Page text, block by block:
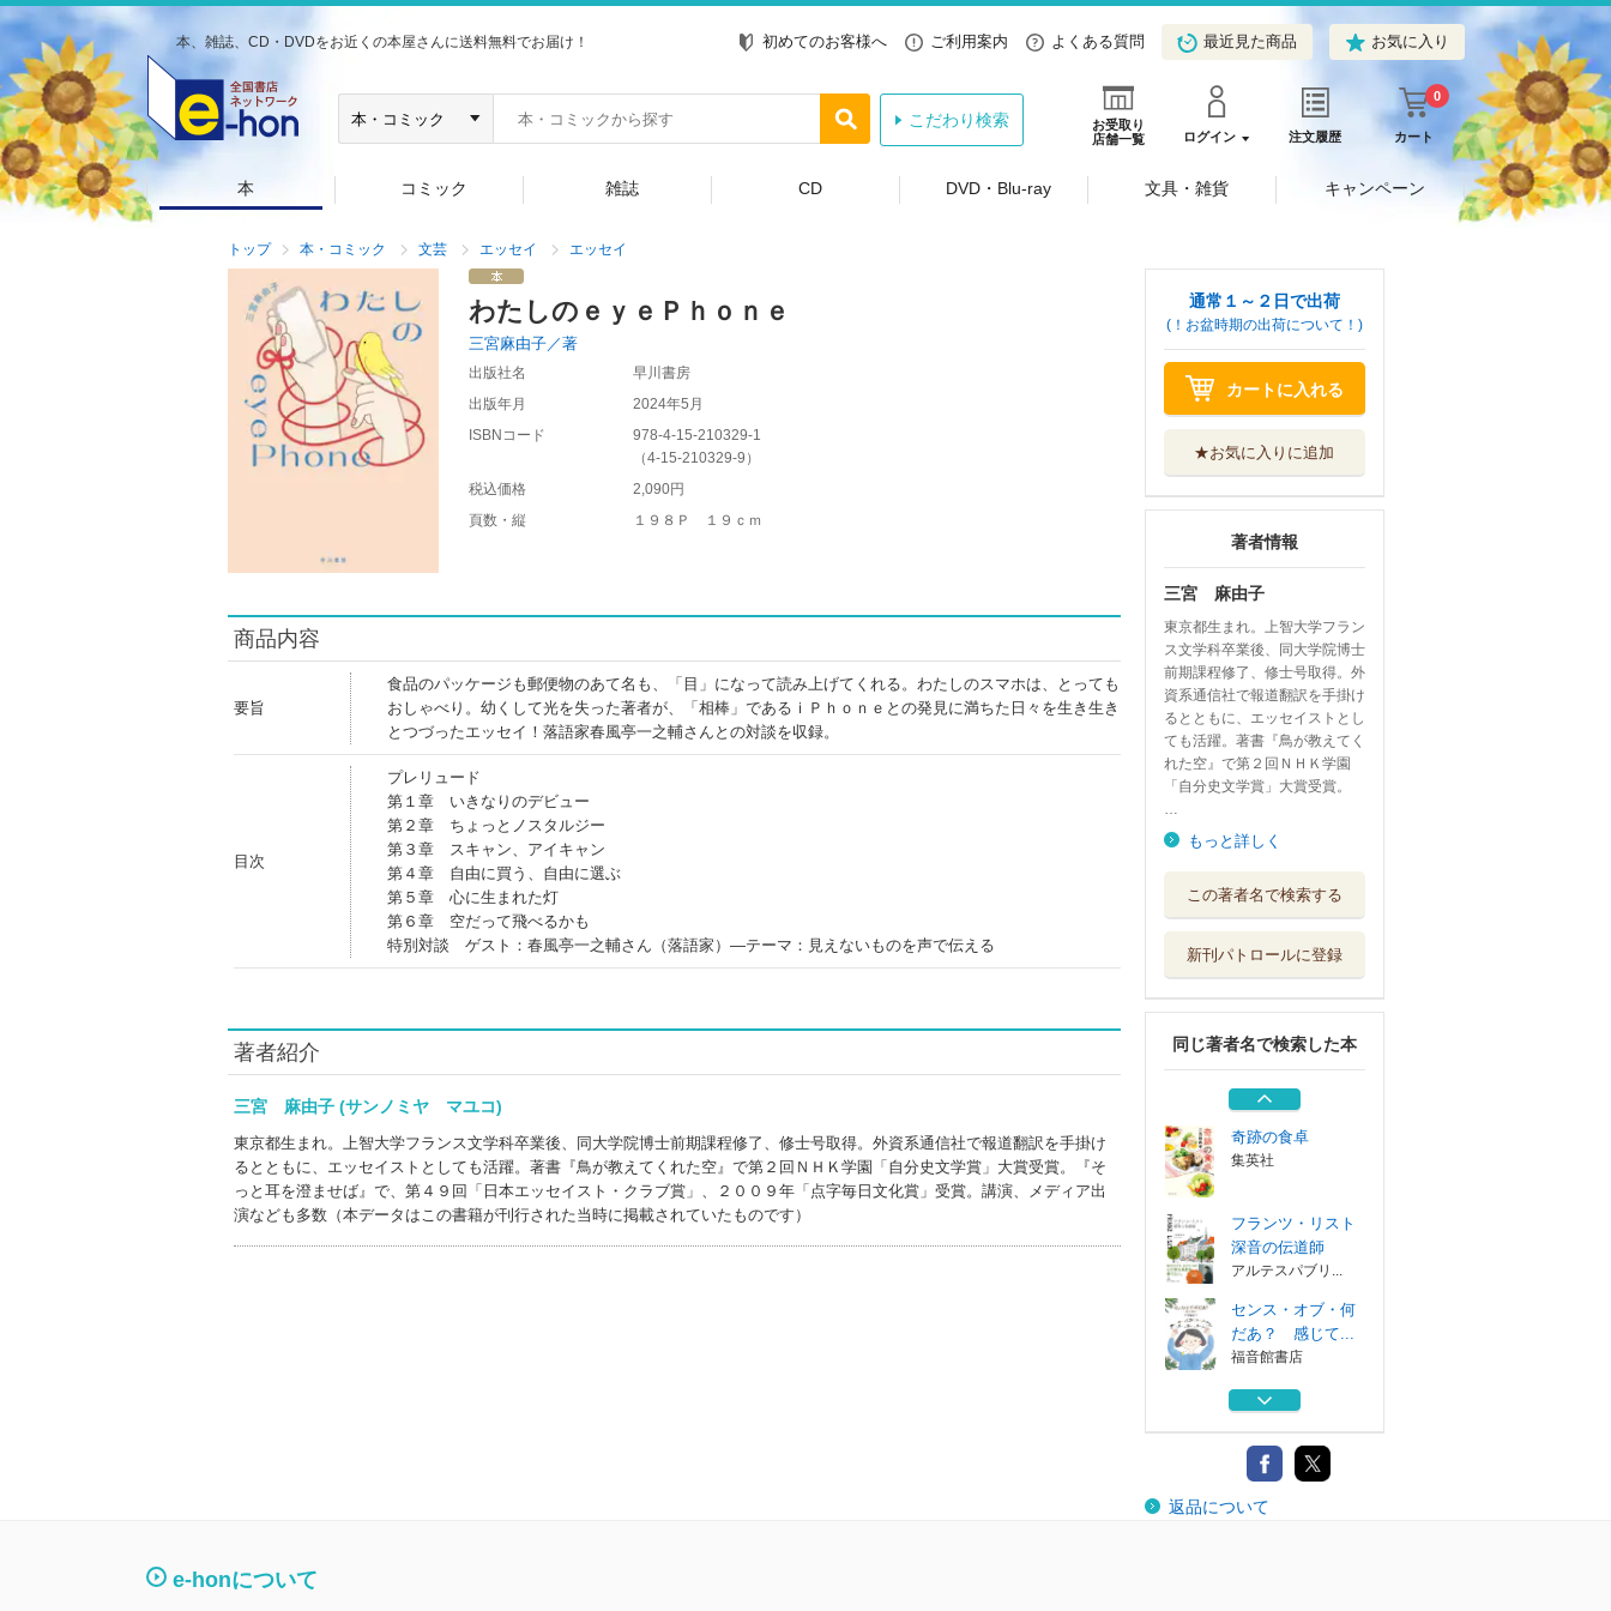
本、雑誌、CD・DVDをお近くの本屋さんに送料無料でお届け！ 初めてのお客様へ ご利用案内 よくある質問 最近見た商品 お気に入り
お受取り
店舗一覧
ログイン 注文履歴 カート
0
こだわり検索
本 コミック 雑誌 CD DVD・Blu-ray 文具・雑貨 キャンペーン
トップ 本・コミック 文芸 エッセイ エッセイ
わたしのｅｙｅＰｈｏｎｅ
三宮麻由子／著
出版社名
早川書房
出版年月
2024年5月
ISBNコード
978-4-15-210329-1
（4-15-210329-9 ）
税込価格
2,090円
頁数・縦
１９８Ｐ １９ｃｍ
商品内容
要旨
食品のパッケージも郵便物のあて名も、「目」になって読み上げてくれる。わたしのスマホは、とっても
おしゃべり。幼くして光を失った著者が、「相棒」であるｉＰｈｏｎｅとの発見に満ちた日々を生き生き
とつづったエッセイ！落語家春風亭一之輔さんとの対談を収録。
目次
プレリュード
第１章 いきなりのデビュー
第２章 ちょっとノスタルジー
第３章 スキャン、アイキャン
第４章 自由に買う、自由に選ぶ
第５章 心に生まれた灯
第６章 空だって飛べるかも
特別対談 ゲスト：春風亭一之輔さん（落語家）―テーマ：見えないものを声で伝える
著者紹介
三宮 麻由子 (サンノミヤ マユコ)
東京都生まれ。上智大学フランス文学科卒業後、同大学院博士前期課程修了、修士号取得。外資系通信社で報道翻訳を手掛け
るとともに、エッセイストとしても活躍。著書『鳥が教えてくれた空』で第２回ＮＨＫ学園「自分史文学賞」大賞受賞。『そ
っと耳を澄ませば』で、第４９回「日本エッセイスト・クラブ賞」、２００９年「点字毎日文化賞」受賞。講演、メディア出
演なども多数（本データはこの書籍が刊行された当時に掲載されていたものです）
通常１～２日で出荷
(！お盆時期の出荷について！)
カートに入れる
★お気に入りに追加
著者情報
三宮 麻由子
東京都生まれ。上智大学フラン
ス文学科卒業後、同大学院博士
前期課程修了、修士号取得。外
資系通信社で報道翻訳を手掛け
るとともに、エッセイストとし
ても活躍。著書『鳥が教えてく
れた空』で第２回ＮＨＫ学園
「自分史文学賞」大賞受賞。
…
もっと詳しく
この著者名で検索する
新刊パトロールに登録
同じ著者名で検索した本
だあ？ 感じて...
四季を詠む ３６
集英社
世界でただ一つの
読書
集英社
奇跡の食卓
集英社
フランツ・リスト
深音の伝道師
アルテスパブリ...
センス・オブ・何
だあ？ 感じて...
福音館書店
四季を詠む ３６
集英社
世界でただ一つの
読書
返品について
e-honについて